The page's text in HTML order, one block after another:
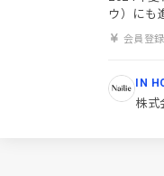
ウ）にも
会員登
IN
株式